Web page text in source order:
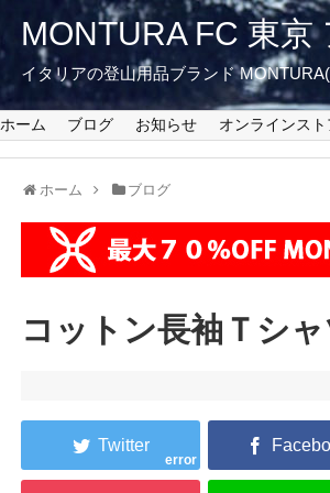
MONTURA FC 東
イタリアの登山用品ブランド
ホーム ブログ お知らせ オンラインスト
ホーム ブログ
コットン長袖Ｔシ
error